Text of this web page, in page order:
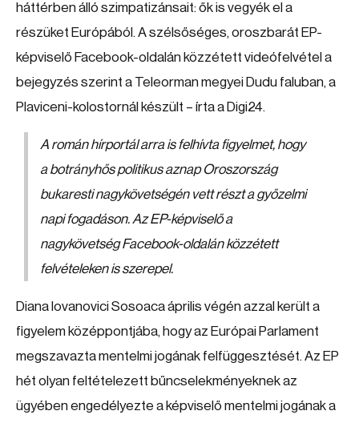
háttérben álló szimpatizánsait: ők is vegyék el a
részüket Európából. A szélsőséges, oroszbarát EP-
képviselő Facebook-oldalán közzétett videófelvétel a
bejegyzés szerint a Teleorman megyei Dudu faluban, a
Plaviceni-kolostornál készült – írta a Digi24.
A román hírportál arra is felhívta figyelmet, hogy
a botrányhős politikus aznap Oroszország
bukaresti nagykövetségén vett részt a győzelmi
napi fogadáson. Az EP-képviselő a
nagykövetség Facebook-oldalán közzétett
felvételeken is szerepel.
Diana Iovanovici Sosoaca április végén azzal került a
figyelem középpontjába, hogy az Európai Parlament
megszavazta mentelmi jogának felfüggesztését. Az EP
hét olyan feltételezett bűncselekményeknek az
ügyében engedélyezte a képviselő mentelmi jogának a